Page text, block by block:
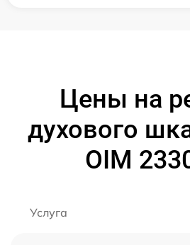
Цены на
духового
OIM
Услуга